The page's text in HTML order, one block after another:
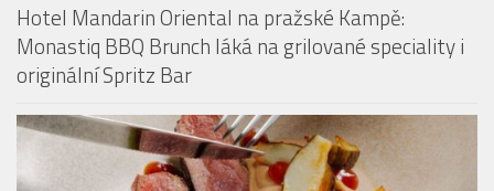
Hotel Mandarin Oriental na pražské Kampě:
Monastiq BBQ Brunch láká na grilované speciality i
originální Spritz Bar